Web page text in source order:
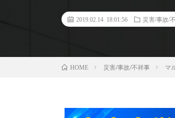
2019.02.14 18:01:56 災害/事故/
HOME 災害/事故/不祥事 マ